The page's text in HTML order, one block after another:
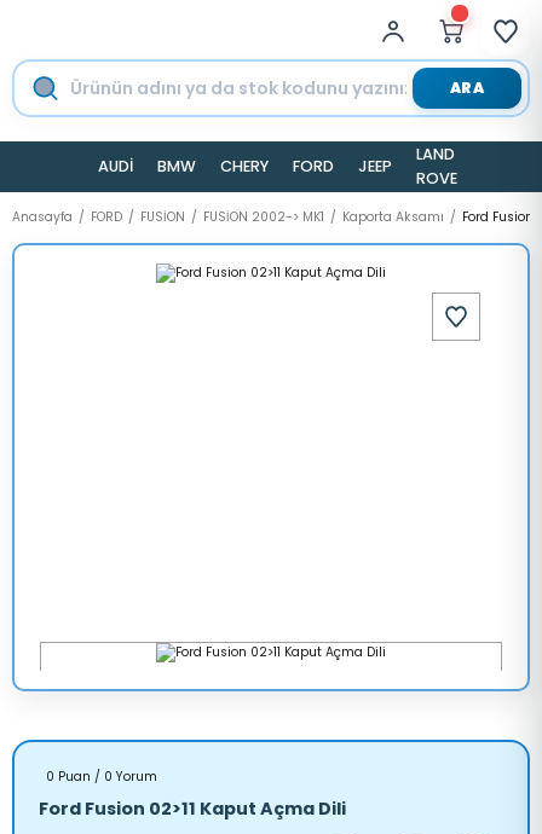
ARA
AUDİ BMW CHERY FORD JEEP
LAND
ROVER
Anasayfa FORD FUSİON FUSİON 2002-> MK1 Kaporta Aksamı Ford Fusion
0 Puan / 0 Yorum
Ford Fusion 02>11 Kaput Açma Dili